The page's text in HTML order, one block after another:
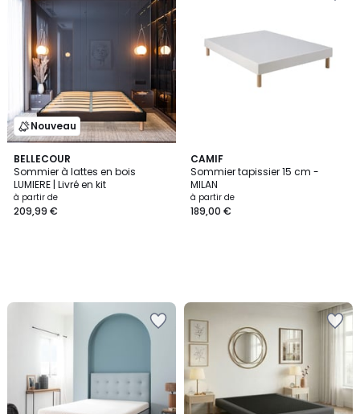
Nouveau
BELLECOUR
Sommier à lattes en bois
LUMIERE | Livré en kit
à partir de
209,99 €
CAMIF
Sommier tapissier 15 cm -
MILAN
à partir de
189,00 €